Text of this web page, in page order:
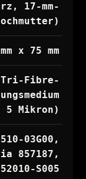
17-mm-
x 75 mm
Tri-Fibre-
5 Mikron)
03G00,
857187,
S005